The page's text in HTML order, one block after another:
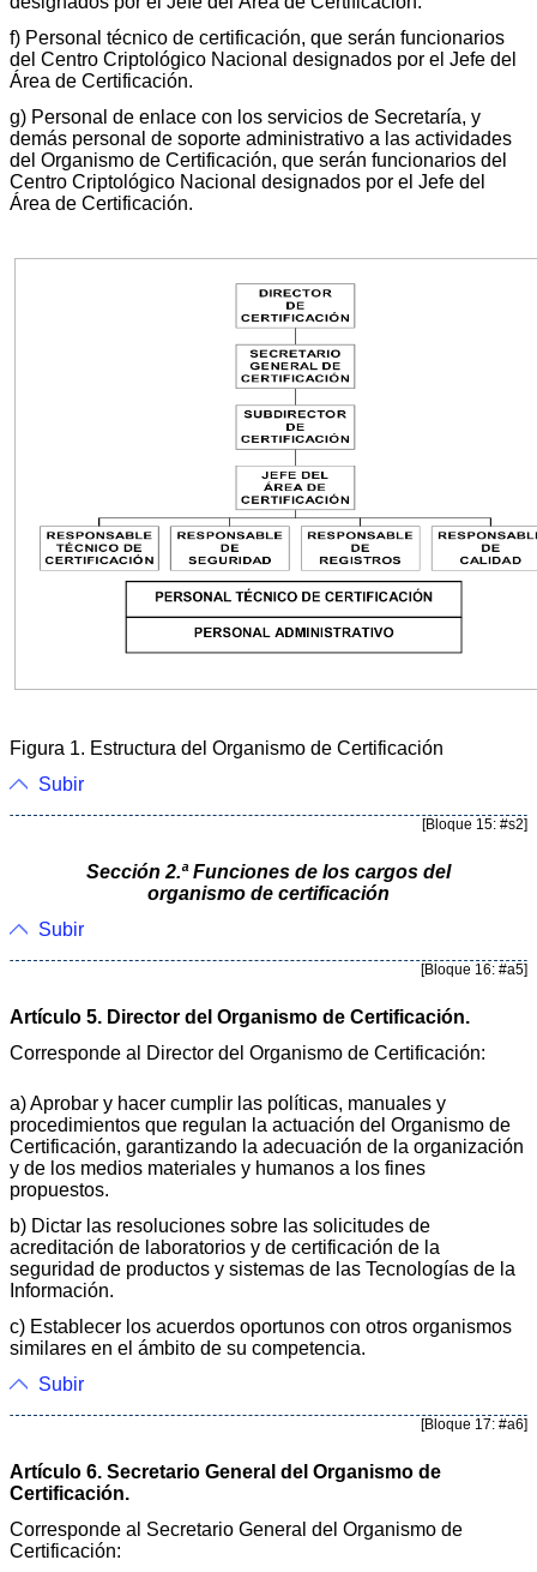
f) Personal técnico de certificación, que serán funcionarios
del Centro Criptológico Nacional designados por el Jefe del
Área de Certificación.
g) Personal de enlace con los servicios de Secretaría, y
demás personal de soporte administrativo a las actividades
del Organismo de Certificación, que serán funcionarios del
Centro Criptológico Nacional designados por el Jefe del
Área de Certificación.
Figura 1. Estructura del Organismo de Certificación
Subir
[Bloque 15: #s2]
Sección 2.ª Funciones de los cargos del
organismo de certificación
Subir
[Bloque 16: #a5]
Artículo 5. Director del Organismo de Certificación.
Corresponde al Director del Organismo de Certificación:
a) Aprobar y hacer cumplir las políticas, manuales y
procedimientos que regulan la actuación del Organismo de
Certificación, garantizando la adecuación de la organización
y de los medios materiales y humanos a los fines
propuestos.
b) Dictar las resoluciones sobre las solicitudes de
acreditación de laboratorios y de certificación de la
seguridad de productos y sistemas de las Tecnologías de la
Información.
c) Establecer los acuerdos oportunos con otros organismos
similares en el ámbito de su competencia.
Subir
[Bloque 17: #a6]
Artículo 6. Secretario General del Organismo de
Certificación.
Corresponde al Secretario General del Organismo de
Certificación: